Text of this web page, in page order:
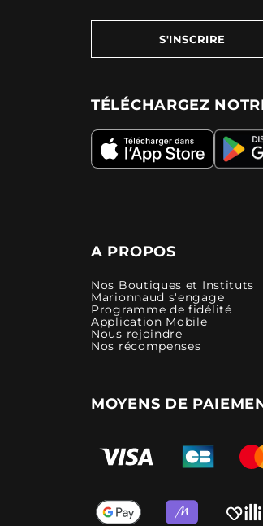
S'INSCRIRE
TÉLÉCHARGEZ
A PROPOS
Nos Boutiques et Instituts
Marionnaud s'engage
Programme de fidélité
Application Mobile
Nous rejoindre
Nos récompenses
MOYENS DE